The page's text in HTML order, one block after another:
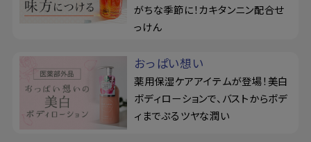
がちな季節に！カキタンニン配合せ
っけん
おっぱい想い
薬用保湿ケアアイテムが登場！美白
ボディローションで、バストからボデ
ィまでぷるツヤな潤い